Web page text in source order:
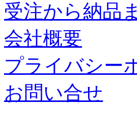
受注から納品
会社概要
プライバシー
お問い合せ